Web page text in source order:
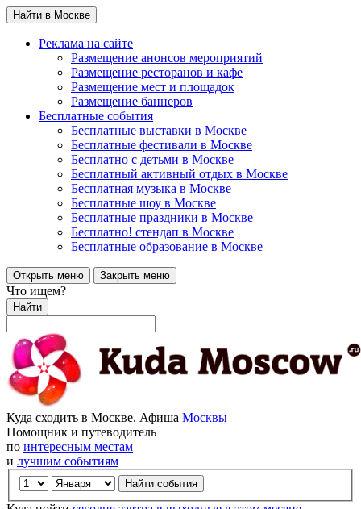
Найти в Москве
Реклама на сайте
Размещение анонсов мероприятий
Размещение ресторанов и кафе
Размещение мест и площадок
Размещение баннеров
Бесплатные события
Бесплатные выставки в Москве
Бесплатные фестивали в Москве
Бесплатно с детьми в Москве
Бесплатный активный отдых в Москве
Бесплатная музыка в Москве
Бесплатные шоу в Москве
Бесплатные праздники в Москве
Бесплатно! стендап в Москве
Бесплатные образование в Москве
Открыть меню Закрыть меню
Что ищем?
Найти
Куда сходить в Москве. Афиша Москвы
Помощник и путеводитель
по интересным местам
и лучшим событиям